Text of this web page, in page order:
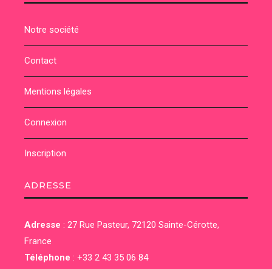
Notre société
Contact
Mentions légales
Connexion
Inscription
ADRESSE
Adresse : 27 Rue Pasteur, 72120 Sainte-Cérotte,
France
Téléphone : +33 2 43 35 06 84